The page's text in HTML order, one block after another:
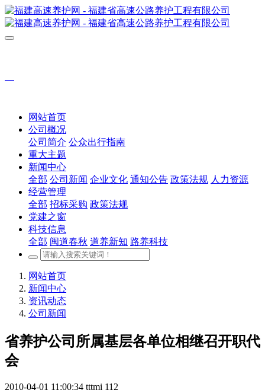
网站首页
公司概况
公司简介 公众出行指南
重大主题
新闻中心
全部 公司新闻 企业文化 通知公告 政策法规 人力资源
经营管理
全部 招标采购 政策法规
党建之窗
科技信息
全部 闽道春秋 道养新知 路养科技
网站首页
新闻中心
资讯动态
公司新闻
省养护公司所属基层各单位相继召开职代
会
2010-04-01 11:00:34 tttmi 112